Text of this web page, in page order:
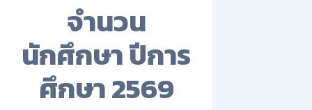
จำนวน
นักศึกษา ปีการ
ศึกษา 2569